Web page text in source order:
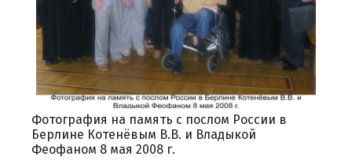
Фотография на память с послом России в
Берлине Котенёвым В.В. и Владыкой
Феофаном 8 мая 2008 г.